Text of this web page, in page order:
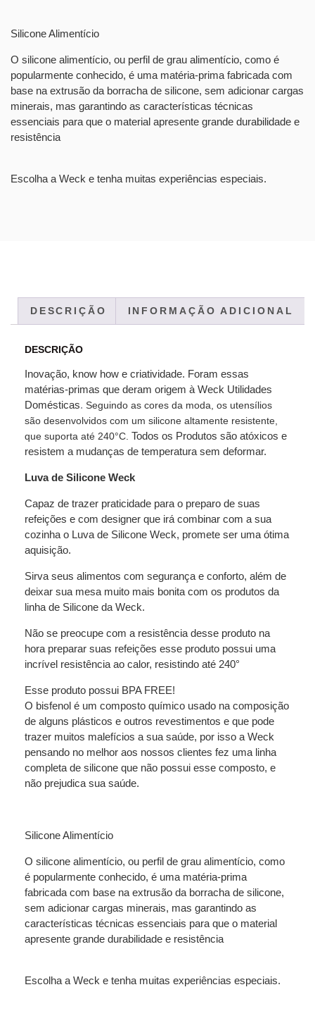
Silicone Alimentício
O silicone alimentício, ou perfil de grau alimentício, como é
popularmente conhecido, é uma matéria-prima fabricada com
base na extrusão da borracha de silicone, sem adicionar cargas
minerais, mas garantindo as características técnicas
essenciais para que o material apresente grande durabilidade e
resistência
Escolha a Weck e tenha muitas experiências especiais.
DESCRIÇÃO INFORMAÇÃO ADICIONAL
DESCRIÇÃO
Inovação, know how e criatividade. Foram essas
matérias-primas que deram origem à Weck Utilidades
Domésticas. Seguindo as cores da moda, os utensílios
são desenvolvidos com um silicone altamente resistente,
que suporta até 240°C. Todos os Produtos são atóxicos e
resistem a mudanças de temperatura sem deformar.
Luva de Silicone Weck
Capaz de trazer praticidade para o preparo de suas
refeições e com designer que irá combinar com a sua
cozinha o Luva de Silicone Weck, promete ser uma ótima
aquisição.
Sirva seus alimentos com segurança e conforto, além de
deixar sua mesa muito mais bonita com os produtos da
linha de Silicone da Weck.
Não se preocupe com a resistência desse produto na
hora preparar suas refeições esse produto possui uma
incrível resistência ao calor, resistindo até 240°
Esse produto possui BPA FREE!
O bisfenol é um composto químico usado na composição
de alguns plásticos e outros revestimentos e que pode
trazer muitos malefícios a sua saúde, por isso a Weck
pensando no melhor aos nossos clientes fez uma linha
completa de silicone que não possui esse composto, e
não prejudica sua saúde.
Silicone Alimentício
O silicone alimentício, ou perfil de grau alimentício, como
é popularmente conhecido, é uma matéria-prima
fabricada com base na extrusão da borracha de silicone,
sem adicionar cargas minerais, mas garantindo as
características técnicas essenciais para que o material
apresente grande durabilidade e resistência
Escolha a Weck e tenha muitas experiências especiais.